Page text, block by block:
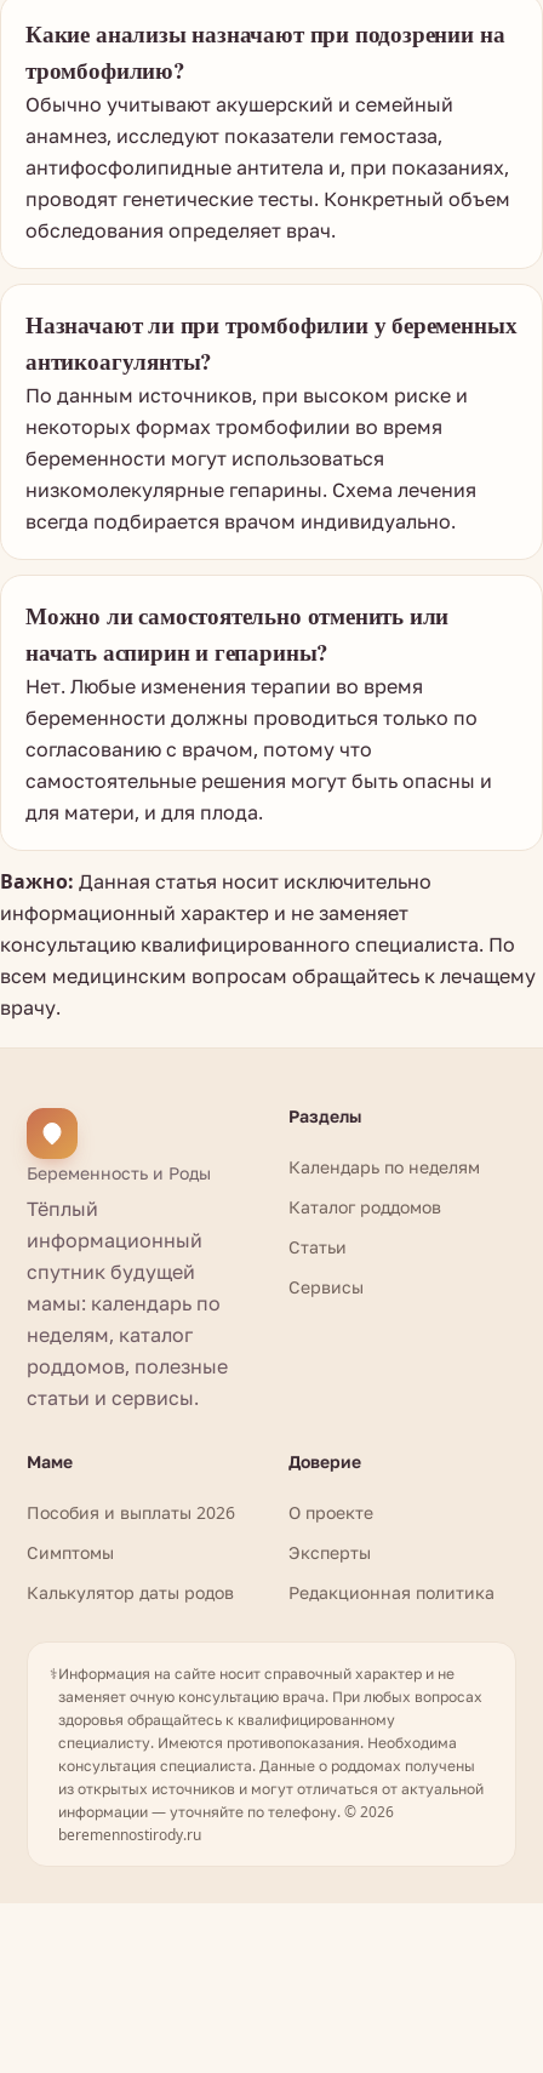
Какие анализы назначают при подозрении на
тромбофилию?
Обычно учитывают акушерский и семейный
анамнез, исследуют показатели гемостаза,
антифосфолипидные антитела и, при показаниях,
проводят генетические тесты. Конкретный объем
обследования определяет врач.
Назначают ли при тромбофилии у беременных
антикоагулянты?
По данным источников, при высоком риске и
некоторых формах тромбофилии во время
беременности могут использоваться
низкомолекулярные гепарины. Схема лечения
всегда подбирается врачом индивидуально.
Можно ли самостоятельно отменить или
начать аспирин и гепарины?
Нет. Любые изменения терапии во время
беременности должны проводиться только по
согласованию с врачом, потому что
самостоятельные решения могут быть опасны и
для матери, и для плода.
Важно: Данная статья носит исключительно
информационный характер и не заменяет
консультацию квалифицированного специалиста. По
всем медицинским вопросам обращайтесь к лечащему
врачу.
Беременность и Роды
Тёплый
информационный
спутник будущей
мамы: календарь по
неделям, каталог
роддомов, полезные
статьи и сервисы.
Разделы
Календарь по неделям
Каталог роддомов
Статьи
Сервисы
Маме
Пособия и выплаты 2026
Симптомы
Калькулятор даты родов
Доверие
О проекте
Эксперты
Редакционная политика
⚕️Информация на сайте носит справочный характер и не
заменяет очную консультацию врача. При любых вопросах
здоровья обращайтесь к квалифицированному
специалисту. Имеются противопоказания. Необходима
консультация специалиста. Данные о роддомах получены
из открытых источников и могут отличаться от актуальной
информации — уточняйте по телефону. © 2026
beremennostirody.ru